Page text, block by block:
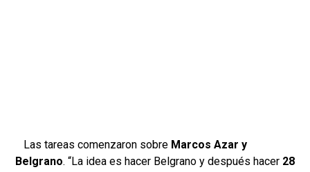
Las tareas comenzaron sobre Marcos Azar y
Belgrano. “La idea es hacer Belgrano y después hacer 28